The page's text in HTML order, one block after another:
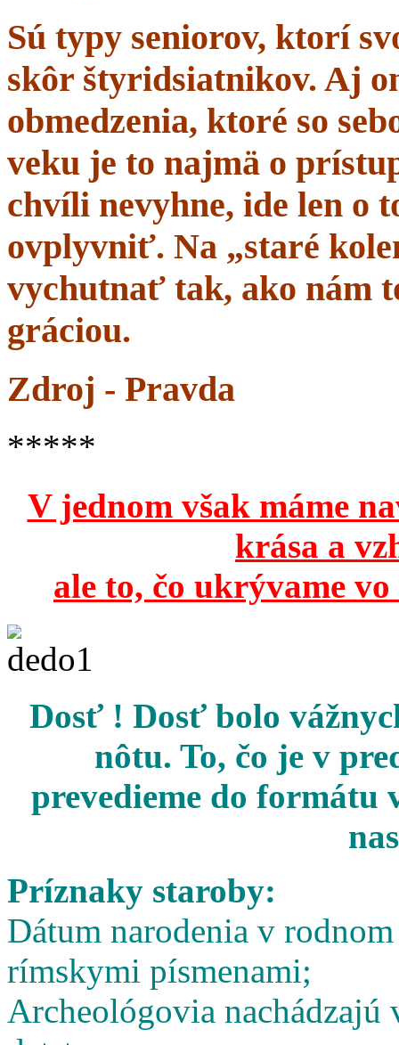
Sú typy seniorov, ktorí
skôr štyridsiatnikov. Aj
obmedzenia, ktoré so
veku je to najmä o
chvíli nevyhne, ide len o
ovplyvniť. Na „staré
vychutnať tak, ako nám
gráciou.
Zdroj - Pravda
*****
V jednom však máme
krása a
ale to, čo ukrývame
Dosť ! Dosť bolo
nôtu. To, čo je v
prevedieme do formátu
Príznaky staroby:
Dátum narodenia v
rímskymi písmenami;
Archeológovia nachádzajú